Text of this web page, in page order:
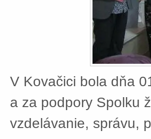
V Kovačici bola dňa
a za podpory Spolku
vzdelávanie, správu,